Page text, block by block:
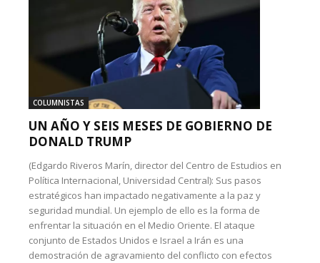
COLUMNISTAS
UN AÑO Y SEIS MESES DE GOBIERNO DE
DONALD TRUMP
(Edgardo Riveros Marín, director del Centro de Estudios en
Política Internacional, Universidad Central): Sus pasos
estratégicos han impactado negativamente a la paz y
seguridad mundial. Un ejemplo de ello es la forma de
enfrentar la situación en el Medio Oriente. El ataque
conjunto de Estados Unidos e Israel a Irán es una
demostración de agravamiento del conflicto con efectos